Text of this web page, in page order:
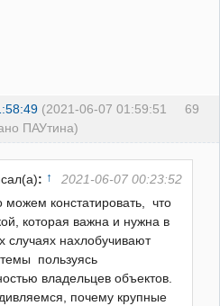
69
(2021-06-07 01:59:51
ПАУтина)
: ↑
2021-06-07 00:23:52
можем констатировать, что
которая важна и нужна в
случаях нахлобучивают
пользуясь
владельцев объектов.
почему крупные